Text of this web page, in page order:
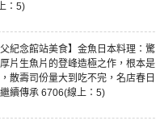
：5)
父紀念館站美食】金魚日本料理：驚
片生魚片的登峰造極之作，根本是
散壽司份量大到吃不完，名店春日
續傳承 6706(線上：5)